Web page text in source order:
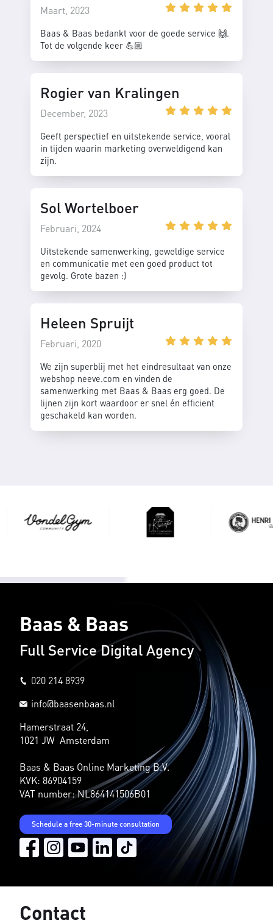
Maart, 2023
Baas & Baas bedankt voor de goede service 🙌.
Tot de volgende keer 💪🏼
Rogier van Kralingen
December, 2023
Geeft perspectief en uitstekende service, vooral
in tijden waarin marketing overweldigend kan
zijn.
Sol Wortelboer
Februari, 2024
Uitstekende samenwerking, geweldige service
en communicatie met een goed product tot
gevolg. Grote bazen :)
Heleen Spruijt
Februari, 2020
We zijn superblij met het eindresultaat van onze
webshop neeve.com en vinden de
samenwerking met Baas & Baas erg goed. De
lijnen zijn kort waardoor er snel én efficient
geschakeld kan worden.
Baas & Baas
Full Service Digital Agency
020 214 8939
info@baasenbaas.nl
Hamerstraat 24,
1021 JW Amsterdam
Baas & Baas Online Marketing B.V.
KVK: 86904159
VAT number: NL864141506B01
Schedule a free 30-minute consultation
Contact